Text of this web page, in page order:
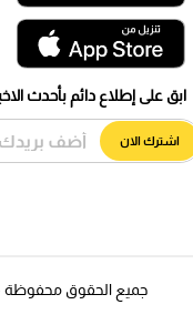
ابق على إطلاع دائم بأحدث
اشترك الان
جميع الحقوق محفوظة - 2026